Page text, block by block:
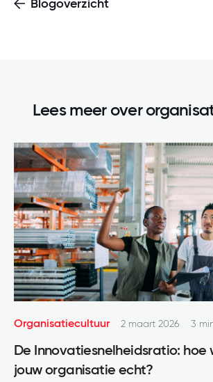
Blogoverzicht
Lees meer over
Organisatiecultuur 2 maart 2026 3
De Innovatiesnelheidsratio: hoe
jouw organisatie echt?